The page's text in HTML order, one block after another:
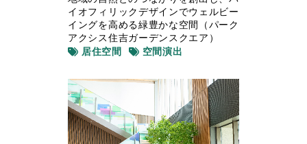
イオフィリックデザインでウェルビー
イングを高める緑豊かな空間（パーク
アクシス住吉ガーデンスクエア）
居住空間
空間演出